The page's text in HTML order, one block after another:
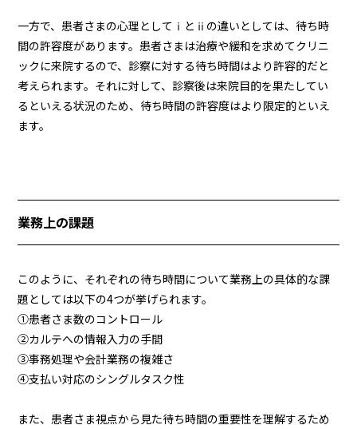
一方で、患者さまの心理としてⅰとⅱの違いとしては、待ち時
間の許容度があります。患者さまは治療や緩和を求めてクリニ
ックに来院するので、診察に対する待ち時間はより許容的だと
考えられます。それに対して、診察後は来院目的を果たしてい
るといえる状況のため、待ち時間の許容度はより限定的といえ
ます。
業務上の課題
このように、それぞれの待ち時間について業務上の具体的な課
題としては以下の4つが挙げられます。
①患者さま数のコントロール
②カルテへの情報入力の手間
③事務処理や会計業務の複雑さ
④支払い対応のシングルタスク性
また、患者さま視点から見た待ち時間の重要性を理解するため